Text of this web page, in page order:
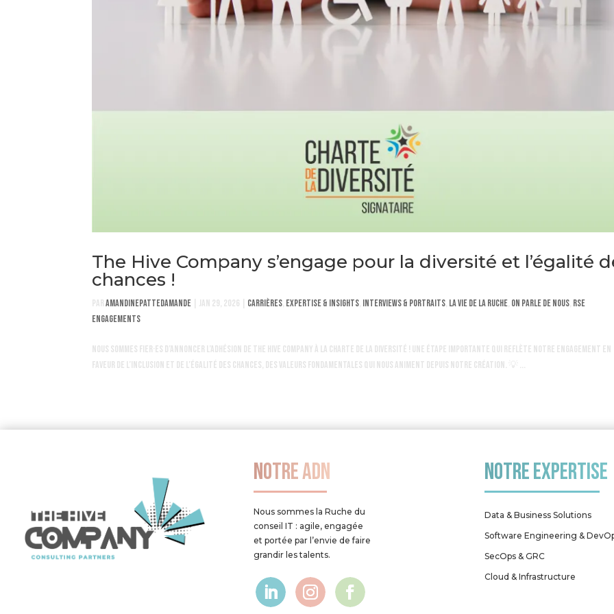
The Hive Company s’engage pour la diversité et l’égalité
chances !
parAmandinePatteDamande Jan 29, 2026 Carrières, Expertise & Insights, Interviews & Portraits, La vie de la Ruche, On parle de nous, RSE
engagements
Nous sommes fier·es d’annoncer l’adhésion de The Hive Company à la Charte de la diversité ! Une étape importante qui reflète notre engagement en
faveur de l’inclusion et de l’égalité des chances, des valeurs fondamentales qui nous animent depuis notre création. 💡 ...
Notre adn
Nous sommes la Ruche du
conseil IT : agile, engagée
et portée par l’envie de faire
grandir les talents.
NOTRE EXPERTISE
Data & Business Solutions
Software Engineering &
SecOps & GRC
Cloud & Infrastructure